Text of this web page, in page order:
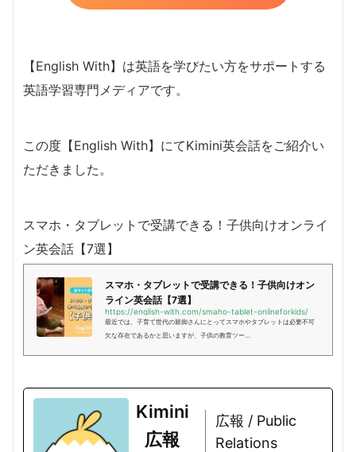
【English With】は英語を学びたい方をサポートする
英語学習専門メディアです。
この度【English With】にてKimini英会話をご紹介い
ただきました。
スマホ・タブレットで受講できる！子供向けオンライ
ン英会話【7選】
スマホ・タブレットで受講できる！子供向けオン
ライン英会話【7選】
https://english-with.com/smaho-tablet-onlineforkids/
最近では、子育て世代の親御さんにとってスマホやタブレットは必要不可
欠な存在であるかと思いますが、子供の教育ツー…
Kimini
広報
広報 / Public
Relations